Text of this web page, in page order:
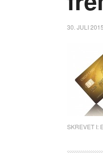
30. JULI 2015
SKREVET I: